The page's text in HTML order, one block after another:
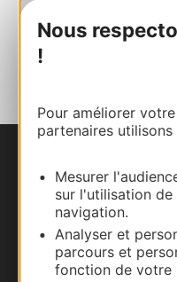
Nous
!
Pour améliorer
partenaires
Mesurer
sur l'utilisation
navigation.
Analyser et
parcours et
fonction de votre
AJOUTER
Nous contacter
Carte interactive
Documentation